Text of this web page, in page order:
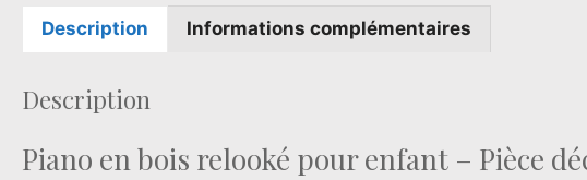
Description Informations complémentaires
Description
Piano en bois relooké pour enfant – Pièce